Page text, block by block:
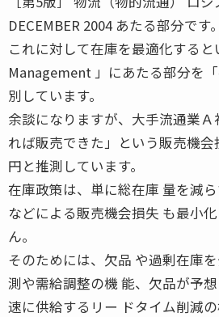
DECEMBER 2004 あたる部分です。
これに対して在庫を最適化する
Management 」にあたる部分を
別しています。
余談になりますが、大手流通業
れば販売できた」という販売機
円と推測しています。
在庫政策は、単に総在庫 量を減
などによる販売機会損失 も最小
ん。
そのためには、欠品 や過剰在庫
測や需給調整の機 能、欠品が予
速に供給するリー ドタイム削減の